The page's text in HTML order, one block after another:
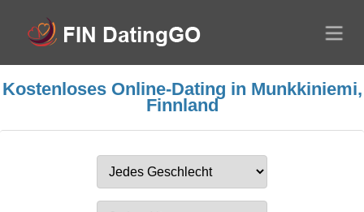
Kostenloses Online-Dating in Munkkiniemi,
Finnland